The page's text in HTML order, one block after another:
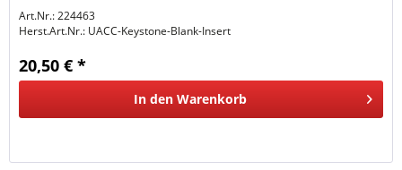
Art.Nr.: 224463
Herst.Art.Nr.: UACC-Keystone-Blank-Insert
20,50 € *
In den Warenkorb